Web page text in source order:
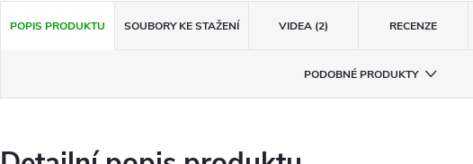
POPIS PRODUKTU SOUBORY KE STAŽENÍ VIDEA (2) RECENZE
PODOBNÉ PRODUKTY